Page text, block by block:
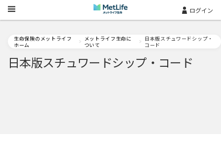
Skip Navigation ログイン
生命保険のメットライフ
ホーム
メットライフ生命に
ついて
日本版スチュワードシップ・
コード
日本版スチュワードシップ・コード